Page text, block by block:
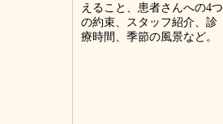
えること、患者さんへの4つ
の約束、スタッフ紹介、診
療時間、季節の風景など。